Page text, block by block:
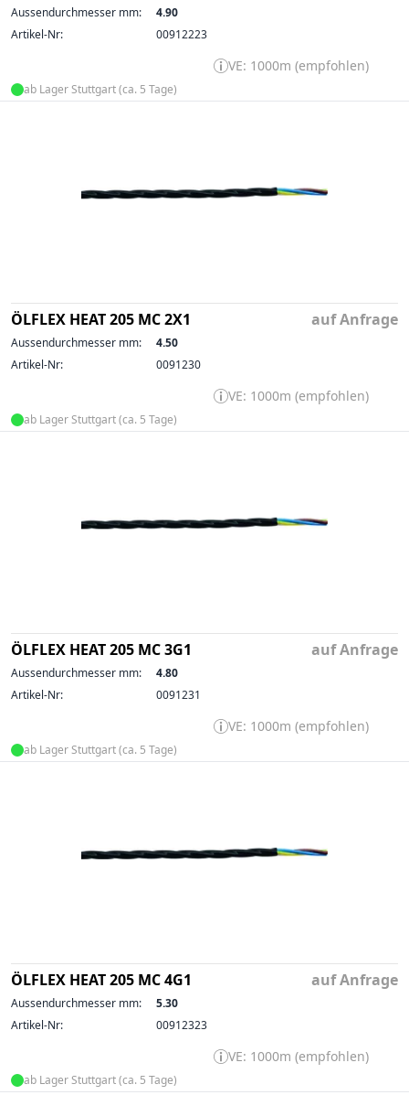
Aussendurchmesser mm:
4.90
Artikel-Nr:
00912223
VE: 1000m (empfohlen)
ab Lager Stuttgart (ca. 5 Tage)
ÖLFLEX HEAT 205 MC 2X1 auf Anfrage
Aussendurchmesser mm:
4.50
Artikel-Nr:
0091230
VE: 1000m (empfohlen)
ab Lager Stuttgart (ca. 5 Tage)
ÖLFLEX HEAT 205 MC 3G1 auf Anfrage
Aussendurchmesser mm:
4.80
Artikel-Nr:
0091231
VE: 1000m (empfohlen)
ab Lager Stuttgart (ca. 5 Tage)
ÖLFLEX HEAT 205 MC 4G1 auf Anfrage
Aussendurchmesser mm:
5.30
Artikel-Nr:
00912323
VE: 1000m (empfohlen)
ab Lager Stuttgart (ca. 5 Tage)